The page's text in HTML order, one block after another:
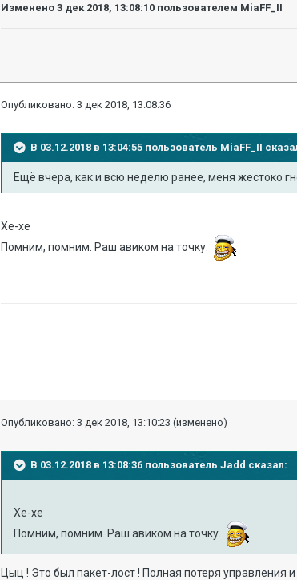
Изменено3 дек 2018, 13:08:10 пользователем MiaFF_II
Опубликовано:3 дек 2018, 13:08:36
В 03.12.2018 в 13:04:55 пользователь MiaFF_II
Ещё вчера, как и всю неделю ранее, меня жестоко
Хе-хе
Помним, помним. Раш авиком на точку.
Опубликовано:3 дек 2018, 13:10:23 (изменено)
В 03.12.2018 в 13:08:36 пользовательJadd сказал:
Хе-хе
Помним, помним. Раш авиком на точку.
Цыц ! Это был пакет-лост ! Полная потеря